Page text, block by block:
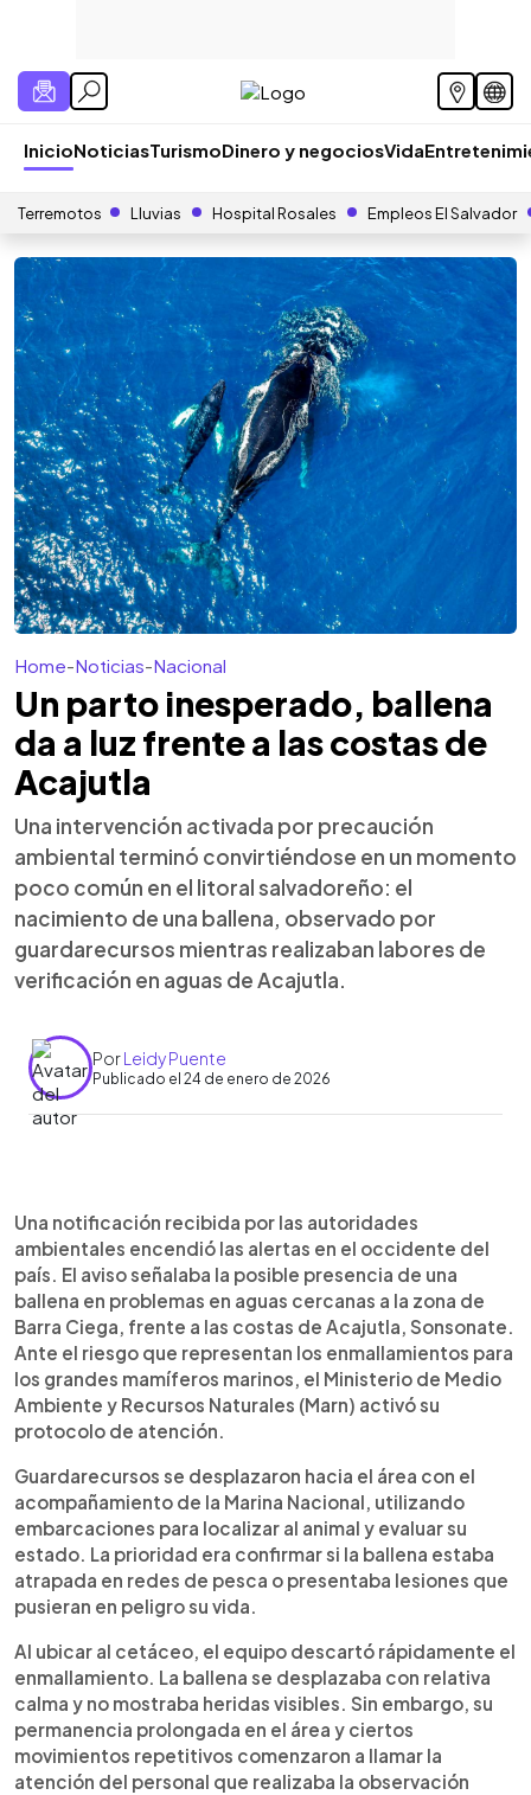
InicioNoticiasTurismoDinero y negociosVida
Terremotos Lluvias Hospital Rosales Empleos El Salvador
Home-Noticias-Nacional
Un parto inesperado, ballena
da a luz frente a las costas de
Acajutla
Una intervención activada por precaución
ambiental terminó convirtiéndose en un momento
poco común en el litoral salvadoreño: el
nacimiento de una ballena, observado por
guardarecursos mientras realizaban labores de
verificación en aguas de Acajutla.
PorLeidy Puente
Publicado el 24 de enero de 2026
► Escuchar artículo
Un aviso por la posible presencia de una ballena
en riesgo activó un operativo ambiental frente a
las costas de Acajutla, Sonsonate.
Guardarecursos del Ministerio de Medio
Ambiente, con apoyo de la Marina Nacional, se
desplazaron a la zona para verificar la situación del
cetáceo. Al llegar, confirmaron que no se
encontraba atrapado ni herido, pero detectaron
un comportamiento inusual. Durante la
observación, el equipo fue testigo de un hecho
poco común: la ballena estaba dando a luz a su
cría en mar abierto. El registro resalta la
importancia del litoral salvadoreño dentro de la
ruta migratoria de las ballenas.
Una notificación recibida por las autoridades
ambientales encendió las alertas en el occidente del
país. El aviso señalaba la posible presencia de una
ballena en problemas en aguas cercanas a la zona de
Barra Ciega, frente a las costas de Acajutla, Sonsonate.
Ante el riesgo que representan los enmallamientos para
los grandes mamíferos marinos, el Ministerio de Medio
Ambiente y Recursos Naturales (Marn) activó su
protocolo de atención.
Guardarecursos se desplazaron hacia el área con el
acompañamiento de la Marina Nacional, utilizando
embarcaciones para localizar al animal y evaluar su
estado. La prioridad era confirmar si la ballena estaba
atrapada en redes de pesca o presentaba lesiones que
pusieran en peligro su vida.
Al ubicar al cetáceo, el equipo descartó rápidamente el
enmallamiento. La ballena se desplazaba con relativa
calma y no mostraba heridas visibles. Sin embargo, su
permanencia prolongada en el área y ciertos
movimientos repetitivos comenzaron a llamar la
atención del personal que realizaba la observación